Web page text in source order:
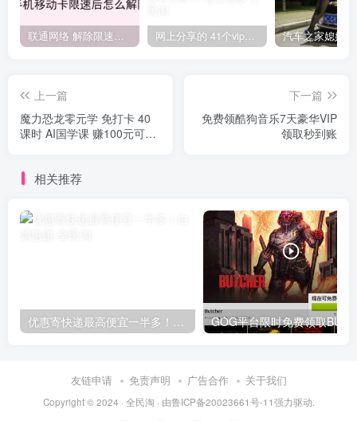
联通网络 解除限速方法参考！畅享、畅玩、老白干等及其它地区自测了 网上分享的 41个vip解析接口 有需要的拿去~ 免费看全网VIP会员视频
上一篇
魔力恐龙零元学 免打卡 40
课时 AI国学课 赚100元可直
下一篇
免费领酷狗音乐7天豪华VIP
领取秒到账
相关推荐
优惠寄快递最高便宜一半多！白鸽惠递
友链申请 免责声明 广告合作 关于我们
Copyright © 2024 · 全民淘 · 由鲁ICP备20023661号-11强力驱动.